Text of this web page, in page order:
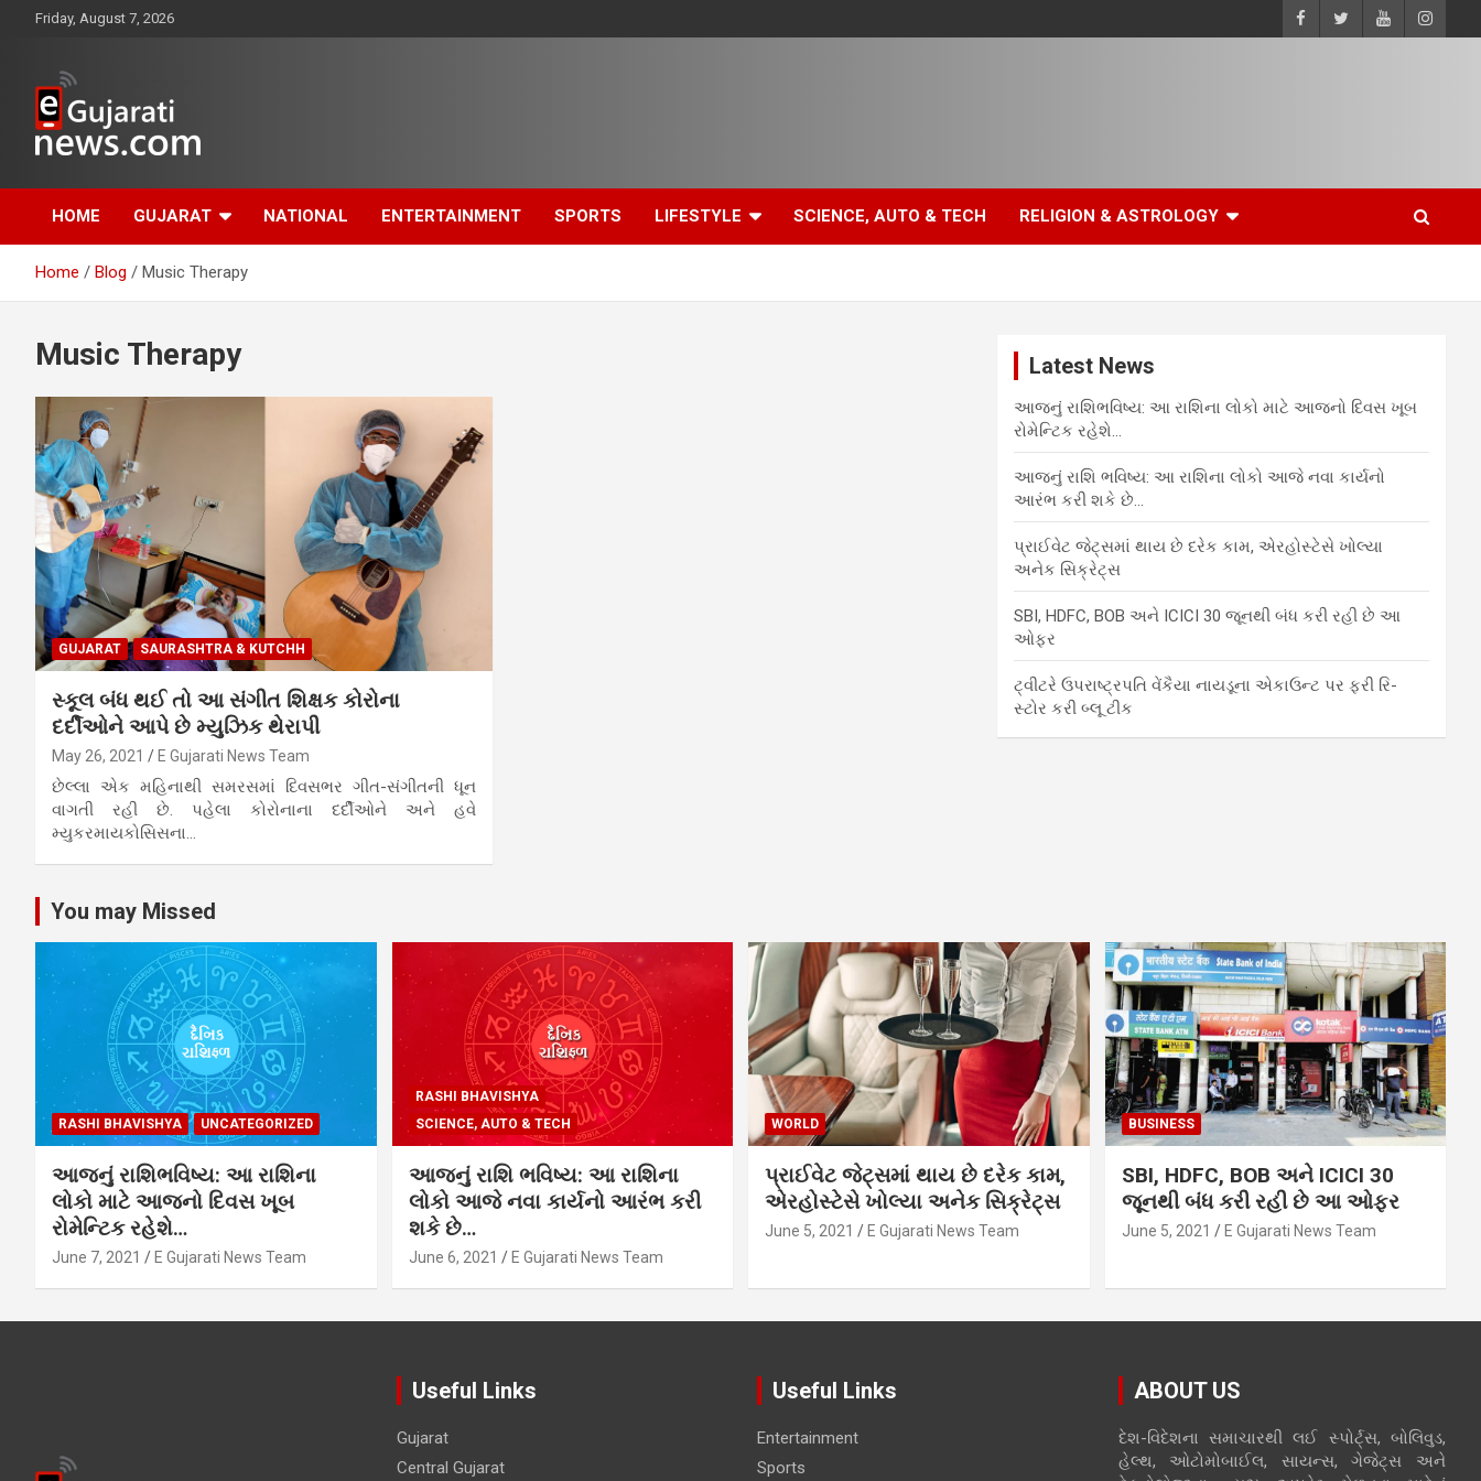
Friday, August 7, 2026
ગુજરાત તેમજ દેશ-
વિદેશના ગુજરાતી સમાચાર
માટેનું વિશ્વસનીય
ગુજરાતી ન્યૂઝ પોર્ટલ
HOME GUJARAT NATIONAL ENTERTAINMENT SPORTS LIFESTYLE SCIENCE, AUTO & TECH RELIGION & ASTROLOGY
Home Blog Music Therapy
Music Therapy
GUJARAT SAURASHTRA & KUTCHH
સ્કૂલ બંધ થઈ તો આ સંગીત શિક્ષક કોરોના
દર્દીઓને આપે છે મ્યુઝિક થેરાપી
May 26, 2021 E Gujarati News Team
છેલ્લા એક મહિનાથી સમરસમાં દિવસભર ગીત-સંગીતની ધૂન
વાગતી રહી છે. પહેલા કોરોનાના દર્દીઓને અને હવે
મ્યુકરમાયકોસિસના…
Latest News
આજનું રાશિભવિષ્ય: આ રાશિના લોકો માટે આજનો દિવસ ખૂબ
રોમેન્ટિક રહેશે…
આજનું રાશિ ભવિષ્ય: આ રાશિના લોકો આજે નવા કાર્યનો
આરંભ કરી શકે છે…
પ્રાઈવેટ જેટ્સમાં થાય છે દરેક કામ, એરહોસ્ટેસે ખોલ્યા
અનેક સિક્રેટ્સ
SBI, HDFC, BOB અને ICICI 30 જૂનથી બંધ કરી રહી છે આ
ઓફર
ટ્વીટરે ઉપરાષ્ટ્રપતિ વેંકૈયા નાયડૂના એકાઉન્ટ પર ફરી રિ-
સ્ટોર કરી બ્લૂ ટીક
You may Missed
RASHI BHAVISHYA UNCATEGORIZED
આજનું રાશિભવિષ્ય: આ રાશિના
લોકો માટે આજનો દિવસ ખૂબ
રોમેન્ટિક રહેશે…
June 7, 2021 E Gujarati News Team
RASHI BHAVISHYA
SCIENCE, AUTO & TECH
આજનું રાશિ ભવિષ્ય: આ રાશિના
લોકો આજે નવા કાર્યનો આરંભ કરી
શકે છે…
June 6, 2021 E Gujarati News Team
WORLD
પ્રાઈવેટ જેટ્સમાં થાય છે દરેક કામ,
એરહોસ્ટેસે ખોલ્યા અનેક સિક્રેટ્સ
June 5, 2021 E Gujarati News Team
BUSINESS
SBI, HDFC, BOB અને ICICI 30
જૂનથી બંધ કરી રહી છે આ ઓફર
June 5, 2021 E Gujarati News Team
Useful Links
Gujarat
Central Gujarat
Useful Links
Entertainment
Sports
ABOUT US
દેશ-વિદેશના સમાચારથી લઈ સ્પોર્ટ્સ, બોલિવુડ,
હેલ્થ, ઓટોમોબાઈલ, સાયન્સ, ગેજેટ્સ અને